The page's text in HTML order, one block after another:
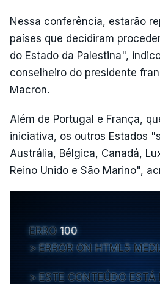
Nessa conferência, estarão
países que decidiram
do Estado da Palestina",
conselheiro do presidente
Macron.
Além de Portugal e França,
iniciativa, os outros Estados
Austrália, Bélgica, Canadá,
Reino Unido e São Marino",
ERRO 100
ERROR ON HTML5
ESTE CONTEÚDO ESTÁ